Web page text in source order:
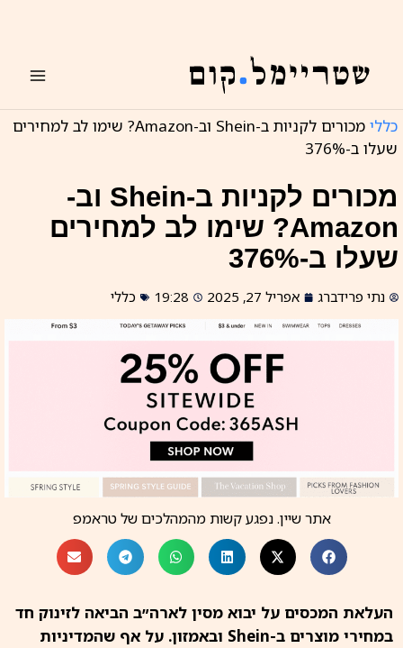
כללי
מכורים לקניות ב-Shein וב-Amazon? שימו לב למחירים
שעלו ב-376%
מכורים לקניות ב-Shein וב-
Amazon? שימו לב למחירים
שעלו ב-376%
נתי פרידברג אפריל 27, 2025 19:28 כללי
אתר שיין. נפגע קשות מהמהלכים של טראמפ
העלאת המכסים על יבוא מסין לארה״ב הביאה לזינוק חד
במחירי מוצרים ב-Shein ובאמזון. על אף שהמדיניות